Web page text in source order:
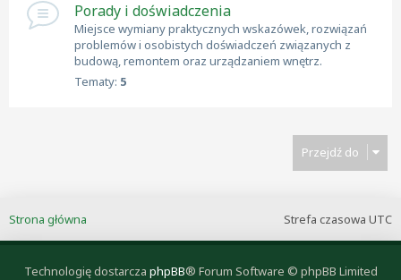
Porady i doświadczenia
Miejsce wymiany praktycznych wskazówek, rozwiązań
problemów i osobistych doświadczeń związanych z
budową, remontem oraz urządzaniem wnętrz.
Tematy: 5
Przejdź do
Strefa czasowa UTC
Strona główna
Technologię dostarcza phpBB® Forum Software © phpBB Limited